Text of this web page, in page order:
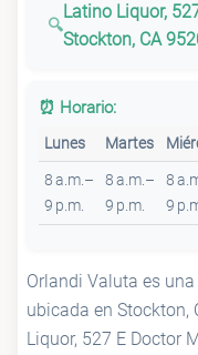
Latino Liquor,
Stockton, CA
⏰ Horario:
Lunes Martes
8 a.m.–
9 p.m.
8 a.m.–
9 p.m.
8
9
Orlandi Valuta es
ubicada en Stockton,
Liquor, 527 E Doctor